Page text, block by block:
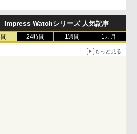
Impress Watchシリーズ 人気記事
24時間 1週間 1カ月
もっと見る